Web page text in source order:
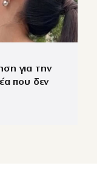
για την
που δεν